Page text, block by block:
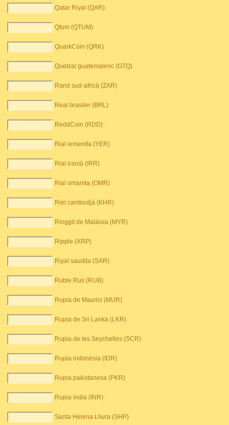
Qatar Riyal (QAR)
Qtum (QTUM)
QuarkCoin (QRK)
Quetzal guatemalenc (GTQ)
Rand sud-africà (ZAR)
Real brasiler (BRL)
ReddCoin (RDD)
Rial iemenita (YER)
Rial iranià (IRR)
Rial omanita (OMR)
Riel cambodjà (KHR)
Ringgit de Malàisia (MYR)
Ripple (XRP)
Riyal saudita (SAR)
Ruble Rus (RUB)
Rupia de Maurici (MUR)
Rupia de Sri Lanka (LKR)
Rupia de les Seychelles (SCR)
Rupia indonèsia (IDR)
Rupia pakistanesa (PKR)
Rupia índia (INR)
Santa Helena Lliura (SHP)